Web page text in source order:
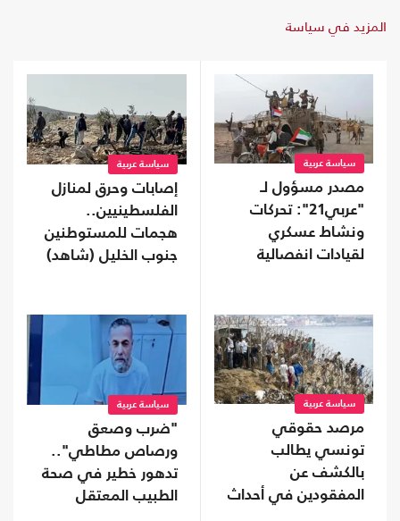
المزيد في سياسة
سياسة عربية
مصدر مسؤول لـ
"عربي21": تحركات
ونشاط عسكري
لقيادات انفصالية
سياسة عربية
إصابات وحرق لمنازل
الفلسطينيين..
هجمات للمستوطنين
جنوب الخليل (شاهد)
سياسة عربية
مرصد حقوقي
تونسي يطالب
بالكشف عن
المفقودين في أحداث
سياسة عربية
"ضرب وصعق
ورصاص مطاطي"..
تدهور خطير في صحة
الطبيب المعتقل